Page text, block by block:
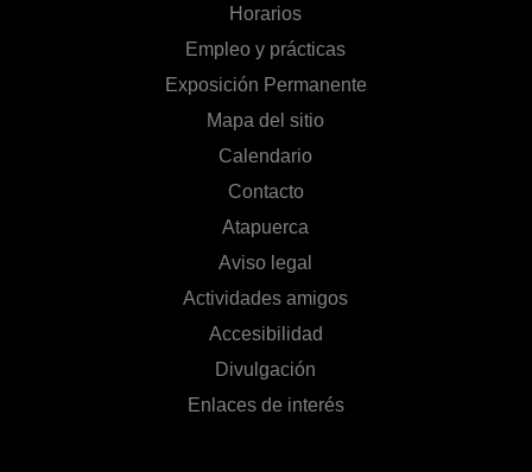
Horarios
Empleo y prácticas
Exposición Permanente
Mapa del sitio
Calendario
Contacto
Atapuerca
Aviso legal
Actividades amigos
Accesibilidad
Divulgación
Enlaces de interés